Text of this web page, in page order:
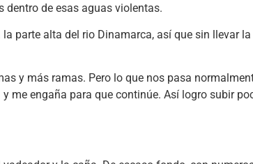
de esas aguas violentas.
parte alta del rio Dinamarca, así que sin llevar la
y más ramas. Pero lo que nos pasa
me engaña para que continúe. Así logro subir